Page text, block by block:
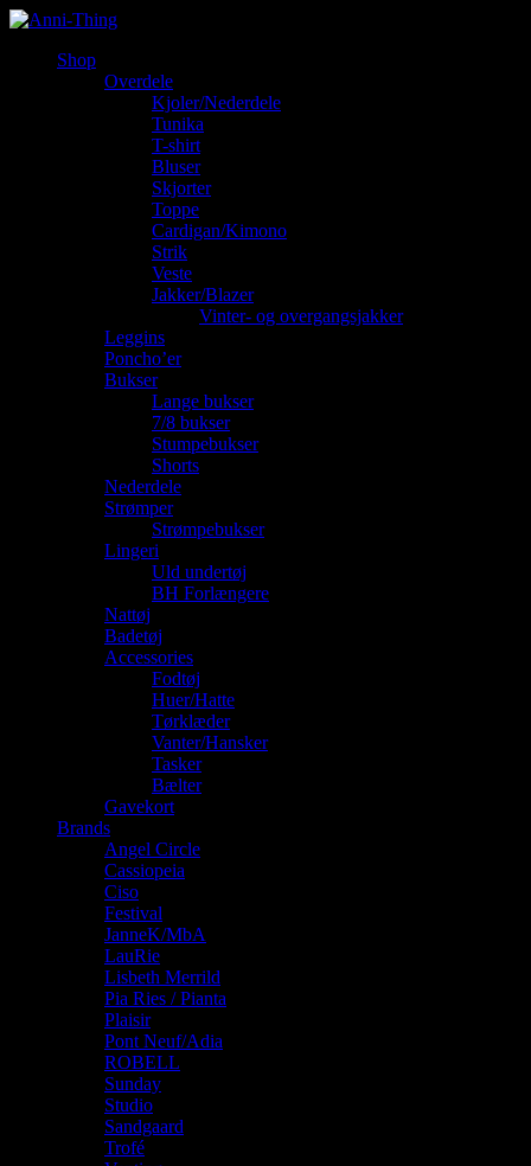
Shop
Overdele
Kjoler/Nederdele
Tunika
T-shirt
Bluser
Skjorter
Toppe
Cardigan/Kimono
Strik
Veste
Jakker/Blazer
Vinter- og overgangsjakker
Leggins
Poncho’er
Bukser
Lange bukser
7/8 bukser
Stumpebukser
Shorts
Nederdele
Strømper
Strømpebukser
Lingeri
Uld undertøj
BH Forlængere
Nattøj
Badetøj
Accessories
Fodtøj
Huer/Hatte
Tørklæder
Vanter/Hansker
Tasker
Bælter
Gavekort
Brands
Angel Circle
Cassiopeia
Ciso
Festival
JanneK/MbA
LauRie
Lisbeth Merrild
Pia Ries / Pianta
Plaisir
Pont Neuf/Adia
ROBELL
Sunday
Studio
Sandgaard
Trofé